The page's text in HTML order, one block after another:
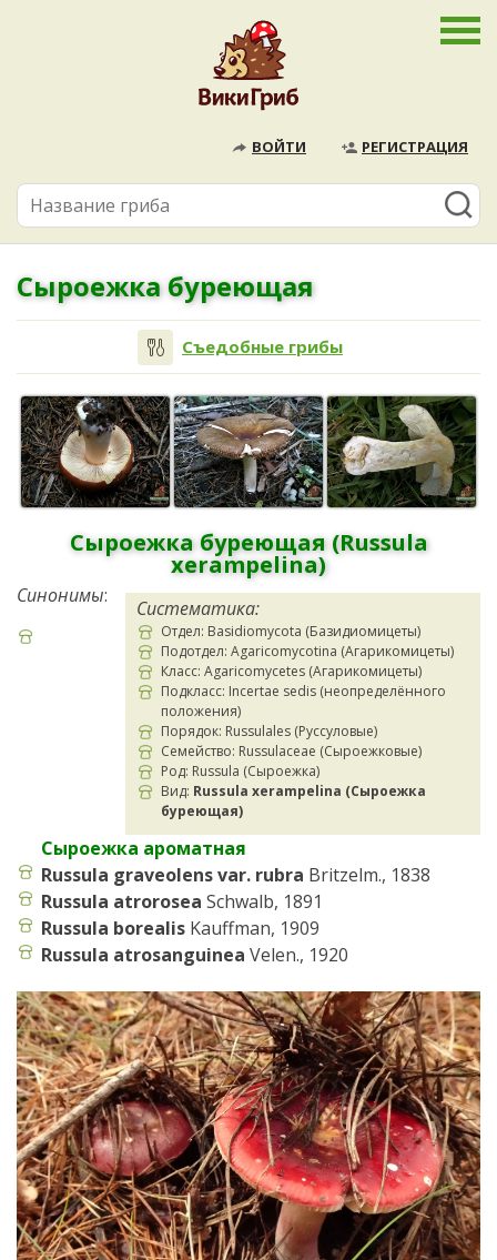
ВОЙТИ РЕГИСТРАЦИЯ
Сыроежка буреющая
Съедобные грибы
Сыроежка буреющая (Russula
xerampelina)
Систематика:
Отдел: Basidiomycota (Базидиомицеты)
Подотдел: Agaricomycotina (Агарикомицеты)
Класс: Agaricomycetes (Агарикомицеты)
Подкласс: Incertae sedis (неопределённого
положения)
Порядок: Russulales (Руссуловые)
Семейство: Russulaceae (Сыроежковые)
Род: Russula (Сыроежка)
Вид: Russula xerampelina (Сыроежка
буреющая)
Синонимы:
Сыроежка ароматная
Russula graveolens var. rubra Britzelm., 1838
Russula atrorosea Schwalb, 1891
Russula borealis Kauffman, 1909
Russula atrosanguinea Velen., 1920